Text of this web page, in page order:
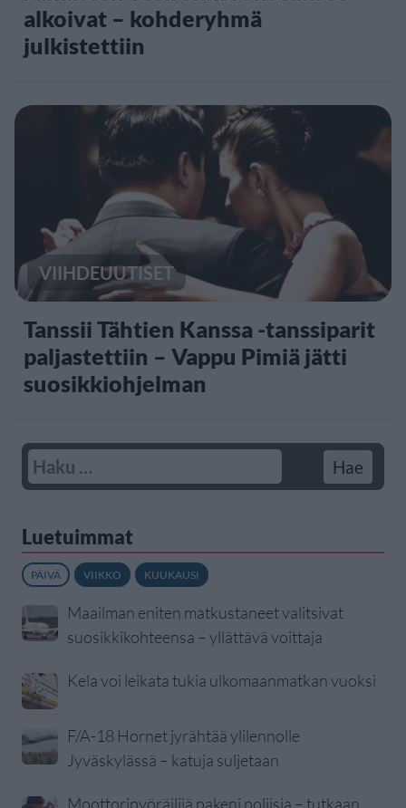
alkoivat – kohderyhmä
julkistettiin
VIIHDEUUTISET
Tanssii Tähtien Kanssa -tanssiparit
paljastettiin – Vappu Pimiä jätti
suosikkiohjelman
Luetuimmat
PÄIVÄ VIIKKO KUUKAUSI
Maailman eniten matkustaneet valitsivat
suosikkikohteensa – yllättävä voittaja
Kela voi leikata tukia ulkomaanmatkan vuoksi
F/A-18 Hornet jyrähtää ylilennolle
Jyväskylässä – katuja suljetaan
Moottoripyöräilijä pakeni poliisia – tutkaan